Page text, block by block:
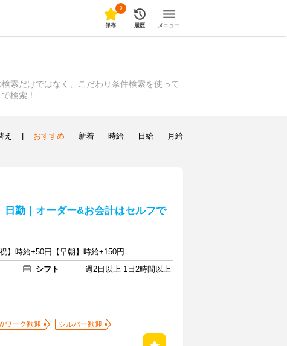
0
保存 履歴 メニュー
索だけではなく、こだわり条件検索を使って
検索！
え おすすめ 新着 時給 日給 月給
日勤｜オーダー&お会計はセルフで
】時給+50円【早朝】時給+150円
シフト
週2日以上 1日2時間以上
ワーク歓迎
シルバー歓迎